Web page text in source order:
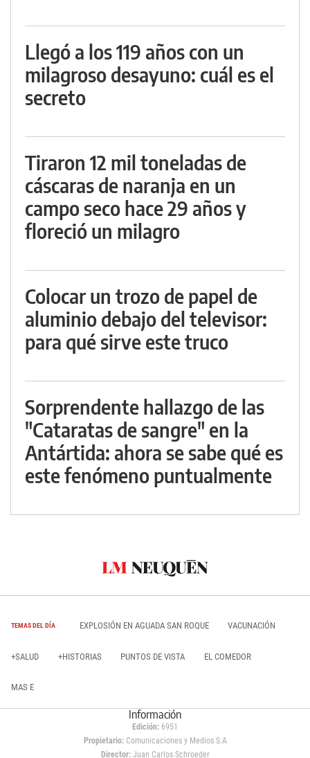
Llegó a los 119 años con un
milagroso desayuno: cuál es el
secreto
Tiraron 12 mil toneladas de
cáscaras de naranja en un
campo seco hace 29 años y
floreció un milagro
Colocar un trozo de papel de
aluminio debajo del televisor:
para qué sirve este truco
Sorprendente hallazgo de las
"Cataratas de sangre" en la
Antártida: ahora se sabe qué es
este fenómeno puntualmente
TEMAS DEL DÍA EXPLOSIÓN EN AGUADA SAN ROQUE VACUNACIÓN
+SALUD +HISTORIAS PUNTOS DE VISTA EL COMEDOR
MAS E
Información
Edición: 6951
Propietario:Comunicaciones y Medios S.A
Director: Juan Carlos Schroeder